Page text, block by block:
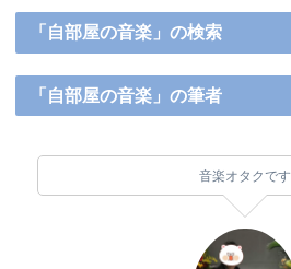
「自部屋の音楽」の検索
「自部屋の音楽」の筆者
音楽オタクです